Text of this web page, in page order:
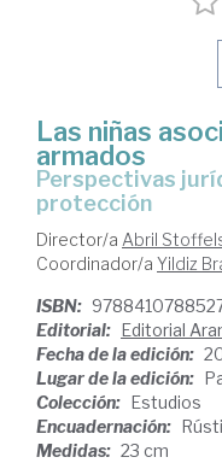
Las niñas
armados
perspectivas jurídicas, sociológicas y de
protección
Director/a Abril
Coordinador/a Yildiz
ISBN:
Editorial: Editorial
Fecha de la edición:
Lugar de la edición:
Colección: Estudios
Encuadernación:
Medidas: 23 cm